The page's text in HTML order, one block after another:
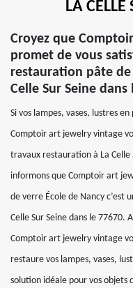
LA
Croyez que
promet de vous
restauration pâte de
Celle Sur Seine dans
Si vos lampes, vases, lustres
Comptoir art jewelry vintage
travaux restauration à La Celle
informons que Comptoir art
de verre École de Nancy c’est
Celle Sur Seine dans le 77670.
Comptoir art jewelry vintage
restaure vos lampes, vases,
solution idéale pour vos objets